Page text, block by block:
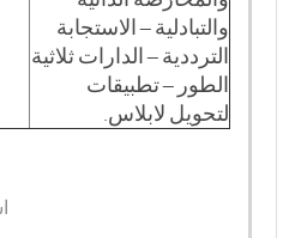
والتبادلية – الاستجابة
الترددية – الدارات ثلاثية
الطور – تطبيقات
لتحويل لابلاس.